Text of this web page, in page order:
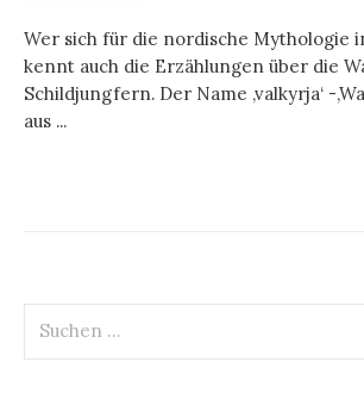
Wer sich für die nordische Mythologie
kennt auch die Erzählungen über die
Schildjungfern. Der Name ‚valkyrja‘ -
aus ...
nach: